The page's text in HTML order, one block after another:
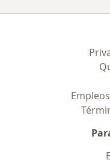
Empleos